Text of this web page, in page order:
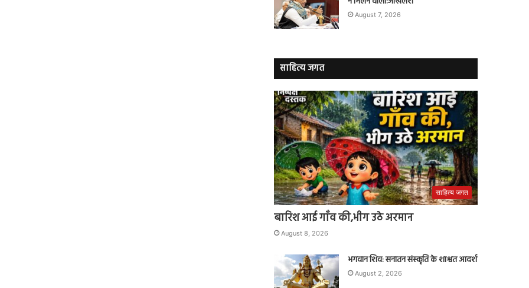
August 7, 2026
साहित्य जगत
साहित्य जगत
बारिश आई गाँव की,भीग उठे अरमान
August 8, 2026
भगवान शिव: सनातन संस्कृति के शाश्वत आदर्श
August 2, 2026